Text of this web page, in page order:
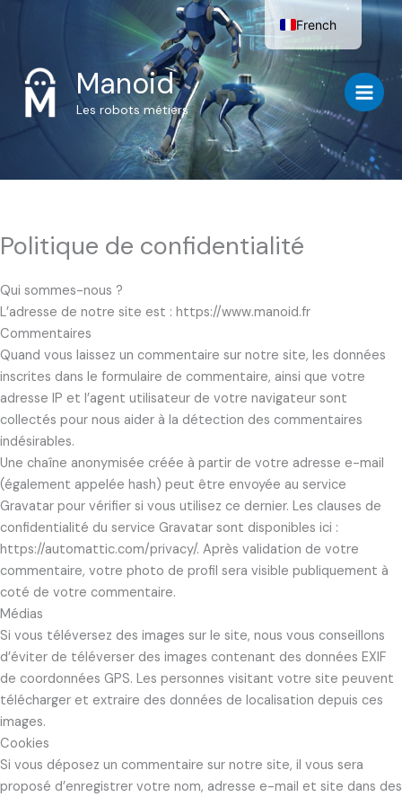
Manoid
Les robots métiers
Politique de confidentialité
Qui sommes-nous ?
L’adresse de notre site est : https://www.manoid.fr
Commentaires
Quand vous laissez un commentaire sur notre site, les données
inscrites dans le formulaire de commentaire, ainsi que votre
adresse IP et l’agent utilisateur de votre navigateur sont
collectés pour nous aider à la détection des commentaires
indésirables.
Une chaîne anonymisée créée à partir de votre adresse e-mail
(également appelée hash) peut être envoyée au service
Gravatar pour vérifier si vous utilisez ce dernier. Les clauses de
confidentialité du service Gravatar sont disponibles ici :
https://automattic.com/privacy/. Après validation de votre
commentaire, votre photo de profil sera visible publiquement à
coté de votre commentaire.
Médias
Si vous téléversez des images sur le site, nous vous conseillons
d’éviter de téléverser des images contenant des données EXIF
de coordonnées GPS. Les personnes visitant votre site peuvent
télécharger et extraire des données de localisation depuis ces
images.
Cookies
Si vous déposez un commentaire sur notre site, il vous sera
proposé d’enregistrer votre nom, adresse e-mail et site dans des
French
English